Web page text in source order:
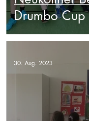
Drumbo Cup
30. Aug. 2023